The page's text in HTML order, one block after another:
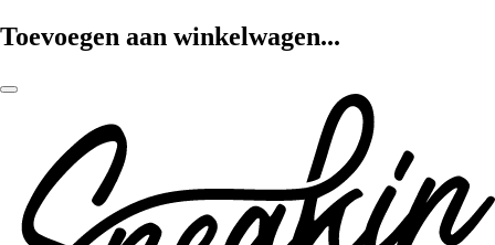
Toevoegen aan winkelwagen...